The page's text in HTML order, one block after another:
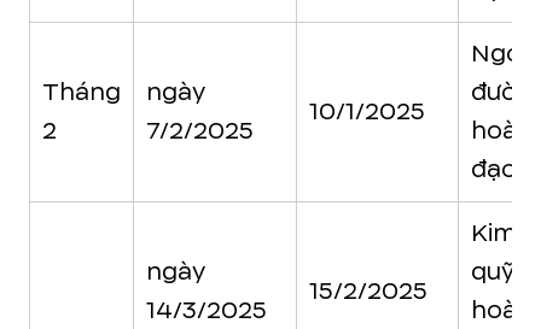
Tháng
2
ngày
7/2/2025
10/1/2025
Ngọc
đạo
ngày
14/3/2025
15/2/2025
Kim
quỹ